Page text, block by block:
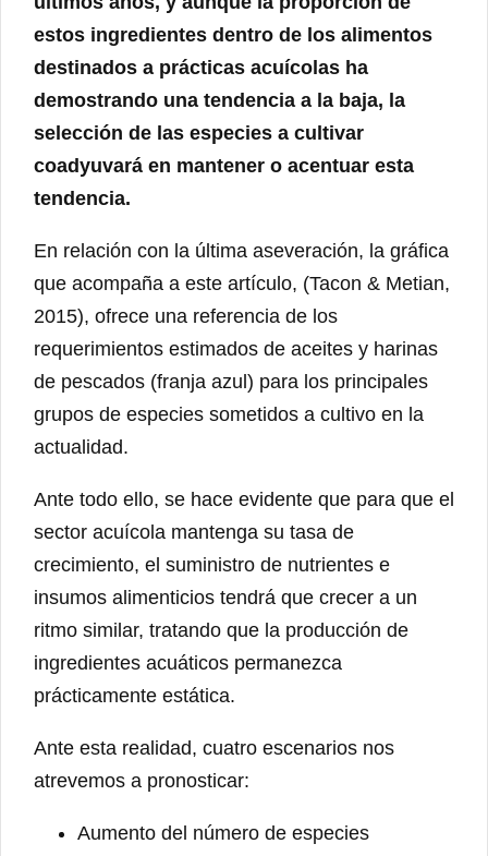
estos ingredientes dentro de los alimentos
destinados a prácticas acuícolas ha
demostrando una tendencia a la baja, la
selección de las especies a cultivar
coadyuvará en mantener o acentuar esta
tendencia.
En relación con la última aseveración, la gráfica
que acompaña a este artículo, (Tacon & Metian,
2015), ofrece una referencia de los
requerimientos estimados de aceites y harinas
de pescados (franja azul) para los principales
grupos de especies sometidos a cultivo en la
actualidad.
Ante todo ello, se hace evidente que para que el
sector acuícola mantenga su tasa de
crecimiento, el suministro de nutrientes e
insumos alimenticios tendrá que crecer a un
ritmo similar, tratando que la producción de
ingredientes acuáticos permanezca
prácticamente estática.
Ante esta realidad, cuatro escenarios nos
atrevemos a pronosticar:
Aumento del número de especies